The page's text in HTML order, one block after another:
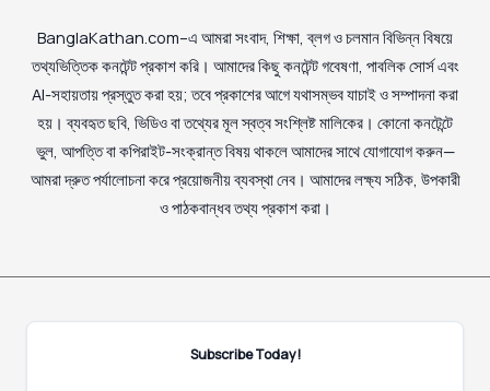
BanglaKathan.com–এ আমরা সংবাদ, শিক্ষা, ব্লগ ও চলমান বিভিন্ন বিষয়ে
তথ্যভিত্তিক কনটেন্ট প্রকাশ করি। আমাদের কিছু কনটেন্ট গবেষণা, পাবলিক সোর্স এবং
AI-সহায়তায় প্রস্তুত করা হয়; তবে প্রকাশের আগে যথাসম্ভব যাচাই ও সম্পাদনা করা
হয়। ব্যবহৃত ছবি, ভিডিও বা তথ্যের মূল স্বত্ব সংশ্লিষ্ট মালিকের। কোনো কনটেন্টে
ভুল, আপত্তি বা কপিরাইট-সংক্রান্ত বিষয় থাকলে আমাদের সাথে যোগাযোগ করুন—
আমরা দ্রুত পর্যালোচনা করে প্রয়োজনীয় ব্যবস্থা নেব। আমাদের লক্ষ্য সঠিক, উপকারী
ও পাঠকবান্ধব তথ্য প্রকাশ করা।
Subscribe Today!